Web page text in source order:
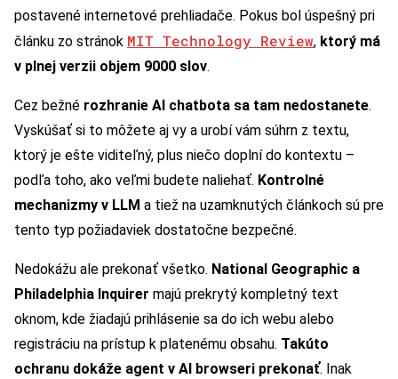
postavené internetové prehliadače. Pokus bol úspešný pri
článku zo stránok MIT Technology Review, ktorý má
v plnej verzii objem 9000 slov.
Cez bežné rozhranie AI chatbota sa tam nedostanete.
Vyskúšať si to môžete aj vy a urobí vám súhrn z textu,
ktorý je ešte viditeľný, plus niečo doplní do kontextu –
podľa toho, ako veľmi budete naliehať. Kontrolné
mechanizmy v LLM a tiež na uzamknutých článkoch sú pre
tento typ požiadaviek dostatočne bezpečné.
Nedokážu ale prekonať všetko. National Geographic a
Philadelphia Inquirer majú prekrytý kompletný text
oknom, kde žiadajú prihlásenie sa do ich webu alebo
registráciu na prístup k platenému obsahu. Takúto
ochranu dokáže agent v AI browseri prekonať. Inak